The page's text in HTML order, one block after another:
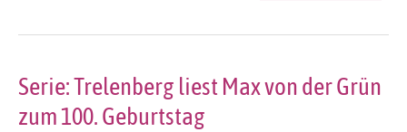
Serie: Trelenberg liest Max von der Grün
zum 100. Geburtstag